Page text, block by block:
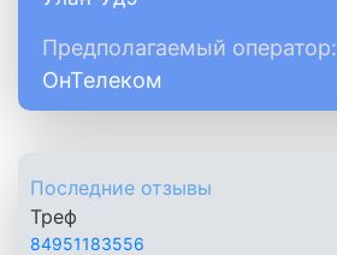
Предполагаемый оператор:
ОнТелеком
Последние отзывы
Треф
84951183556